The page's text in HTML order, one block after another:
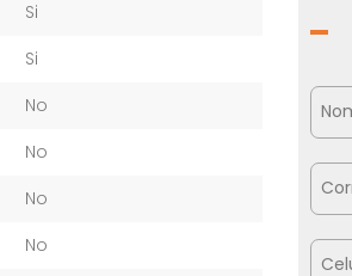
Si
Si
No
No
No
No